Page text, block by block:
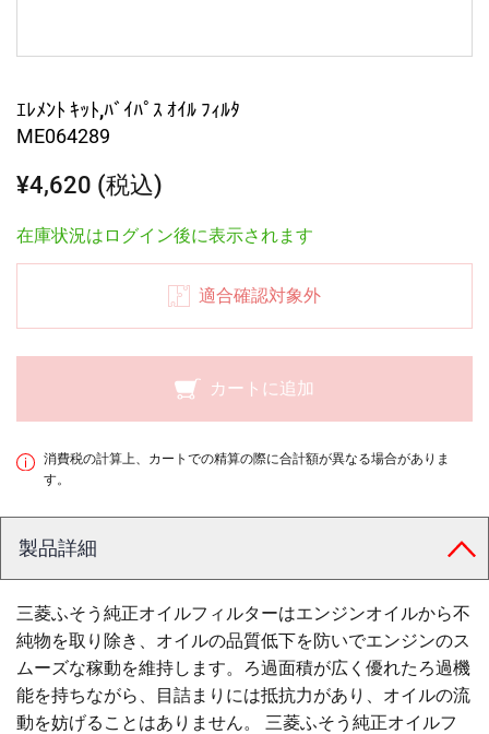
ｴﾚﾒﾝﾄ ｷｯﾄ,ﾊﾞｲﾊﾟｽ ｵｲﾙ ﾌｨﾙﾀ
ME064289
¥4,620 (税込)
在庫状況はログイン後に表示されます
適合確認対象外
カートに追加
消費税の計算上、カートでの精算の際に合計額が異なる場合がありま
す。
製品詳細
三菱ふそう純正オイルフィルターはエンジンオイルから不
純物を取り除き、オイルの品質低下を防いでエンジンのス
ムーズな稼動を維持します。ろ過面積が広く優れたろ過機
能を持ちながら、目詰まりには抵抗力があり、オイルの流
動を妨げることはありません。 三菱ふそう純正オイルフ